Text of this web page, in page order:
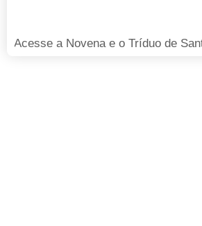
Acesse a Novena e o Tríduo de